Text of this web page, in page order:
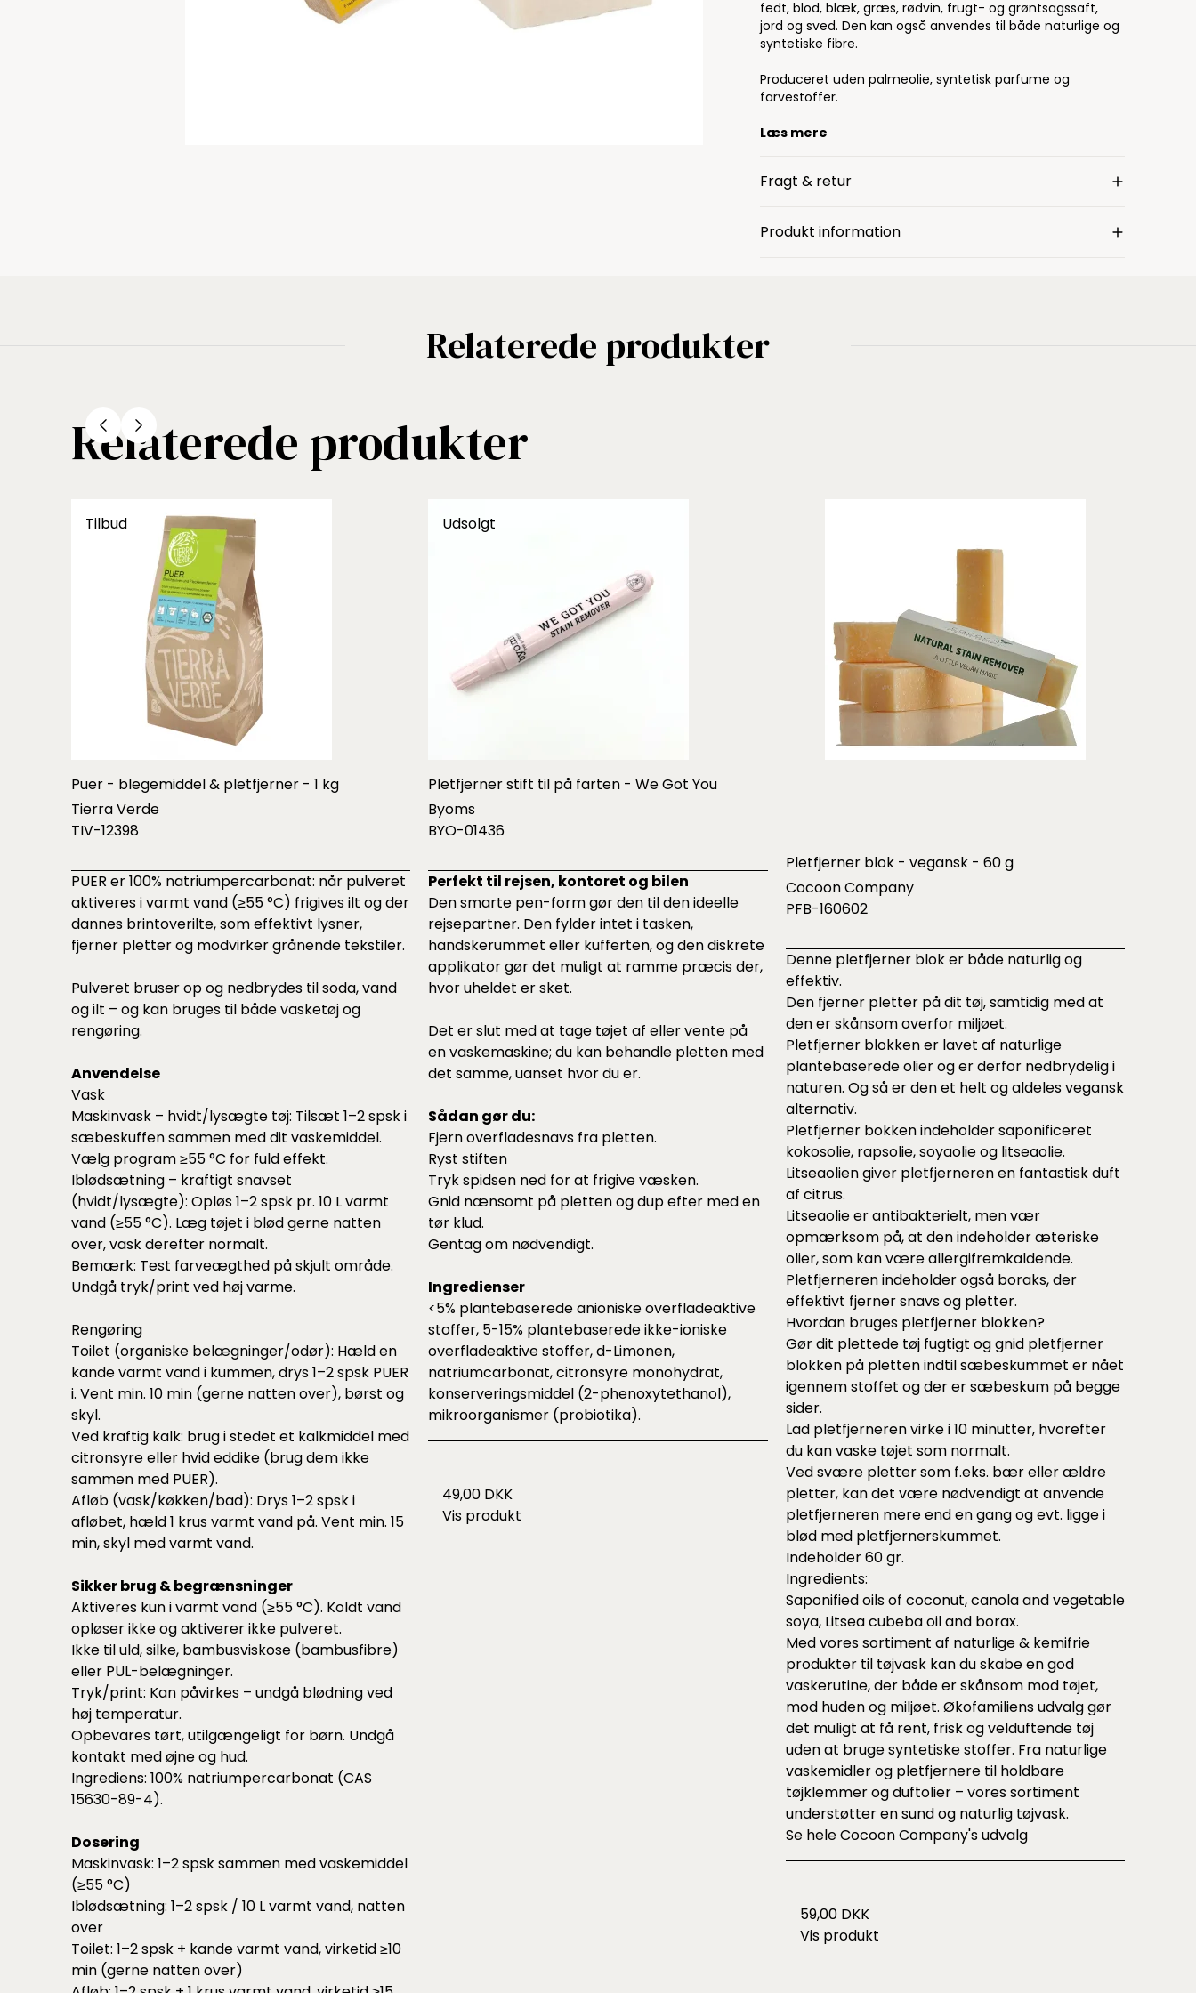
fedt, blod, blæk, græs, rødvin, frugt- og grøntsagssaft,
jord og sved. Den kan også anvendes til både naturlige og
syntetiske fibre.
Produceret uden palmeolie, syntetisk parfume og
farvestoffer.
Læs mere
Fragt & retur
Produkt information
Relaterede produkter
Relaterede produkter
Tilbud
Puer - blegemiddel & pletfjerner - 1 kg
Tierra Verde
TIV-12398
PUER er 100% natriumpercarbonat: når pulveret
aktiveres i varmt vand (≥55 °C) frigives ilt og der
dannes brintoverilte, som effektivt lysner,
fjerner pletter og modvirker grånende tekstiler.
Pulveret bruser op og nedbrydes til soda, vand
og ilt – og kan bruges til både vasketøj og
rengøring.
Anvendelse
Vask
Maskinvask – hvidt/lysægte tøj: Tilsæt 1–2 spsk i
sæbeskuffen sammen med dit vaskemiddel.
Vælg program ≥55 °C for fuld effekt.
Iblødsætning – kraftigt snavset
(hvidt/lysægte): Opløs 1–2 spsk pr. 10 L varmt
vand (≥55 °C). Læg tøjet i blød gerne natten
over, vask derefter normalt.
Bemærk: Test farveægthed på skjult område.
Undgå tryk/print ved høj varme.
Rengøring
Toilet (organiske belægninger/odør): Hæld en
kande varmt vand i kummen, drys 1–2 spsk PUER
i. Vent min. 10 min (gerne natten over), børst og
skyl.
Ved kraftig kalk: brug i stedet et kalkmiddel med
citronsyre eller hvid eddike (brug dem ikke
sammen med PUER).
Afløb (vask/køkken/bad): Drys 1–2 spsk i
afløbet, hæld 1 krus varmt vand på. Vent min. 15
min, skyl med varmt vand.
Sikker brug & begrænsninger
Aktiveres kun i varmt vand (≥55 °C). Koldt vand
opløser ikke og aktiverer ikke pulveret.
Ikke til uld, silke, bambusviskose (bambusfibre)
eller PUL-belægninger.
Tryk/print: Kan påvirkes – undgå blødning ved
høj temperatur.
Opbevares tørt, utilgængeligt for børn. Undgå
kontakt med øjne og hud.
Ingrediens: 100% natriumpercarbonat (CAS
15630-89-4).
Dosering
Maskinvask: 1–2 spsk sammen med vaskemiddel
(≥55 °C)
Iblødsætning: 1–2 spsk / 10 L varmt vand, natten
over
Toilet: 1–2 spsk + kande varmt vand, virketid ≥10
min (gerne natten over)
Udsolgt
Pletfjerner stift til på farten - We Got You
Byoms
BYO-01436
Perfekt til rejsen, kontoret og bilen
Den smarte pen-form gør den til den ideelle
rejsepartner. Den fylder intet i tasken,
handskerummet eller kufferten, og den diskrete
applikator gør det muligt at ramme præcis der,
hvor uheldet er sket.
Det er slut med at tage tøjet af eller vente på
en vaskemaskine; du kan behandle pletten med
det samme, uanset hvor du er.
Sådan gør du:
Fjern overfladesnavs fra pletten.
Ryst stiften
Tryk spidsen ned for at frigive væsken.
Gnid nænsomt på pletten og dup efter med en
tør klud.
Gentag om nødvendigt.
Ingredienser
<5% plantebaserede anioniske overfladeaktive
stoffer, 5-15% plantebaserede ikke-ioniske
overfladeaktive stoffer, d-Limonen,
natriumcarbonat, citronsyre monohydrat,
konserveringsmiddel (2-phenoxytethanol),
mikroorganismer (probiotika).
49,00 DKK
Vis produkt
Pletfjerner blok - vegansk - 60 g
Cocoon Company
PFB-160602
Denne pletfjerner blok er både naturlig og
effektiv.
Den fjerner pletter på dit tøj, samtidig med at
den er skånsom overfor miljøet.
Pletfjerner blokken er lavet af naturlige
plantebaserede olier og er derfor nedbrydelig i
naturen. Og så er den et helt og aldeles vegansk
alternativ.
Pletfjerner bokken indeholder saponificeret
kokosolie, rapsolie, soyaolie og litseaolie.
Litseaolien giver pletfjerneren en fantastisk duft
af citrus.
Litseaolie er antibakterielt, men vær
opmærksom på, at den indeholder æteriske
olier, som kan være allergifremkaldende.
Pletfjerneren indeholder også boraks, der
effektivt fjerner snavs og pletter.
Hvordan bruges pletfjerner blokken?
Gør dit plettede tøj fugtigt og gnid pletfjerner
blokken på pletten indtil sæbeskummet er nået
igennem stoffet og der er sæbeskum på begge
sider.
Lad pletfjerneren virke i 10 minutter, hvorefter
du kan vaske tøjet som normalt.
Ved svære pletter som f.eks. bær eller ældre
pletter, kan det være nødvendigt at anvende
pletfjerneren mere end en gang og evt. ligge i
blød med pletfjernerskummet.
Indeholder 60 gr.
Ingredients:
Saponified oils of coconut, canola and vegetable
soya, Litsea cubeba oil and borax.
Med vores sortiment af naturlige & kemifrie
produkter til tøjvaskkan du skabe en god
vaskerutine, der både er skånsom mod tøjet,
mod huden og miljøet. Økofamiliens udvalg gør
det muligt at få rent, frisk og velduftende tøj
uden at bruge syntetiske stoffer. Fra naturlige
vaskemidler og pletfjernere til holdbare
tøjklemmer og duftolier – vores sortiment
understøtter en sund og naturlig tøjvask.
Se heleCocoon Company's udvalg
59,00 DKK
Vis produkt